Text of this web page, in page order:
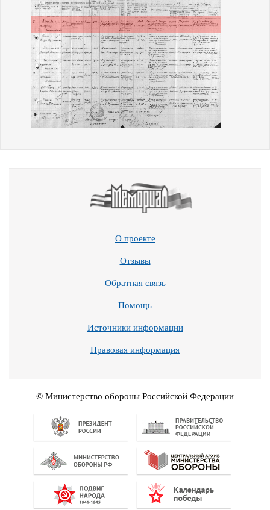
О проекте
Отзывы
Обратная связь
Помощь
Источники информации
Правовая информация
© Министерство обороны Российской Федерации